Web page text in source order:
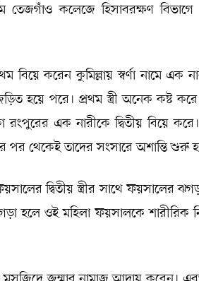
তেজগাঁও কলেজে হিসাবরক্ষণ বিভাগে
করেন কুমিল্লায় স্বর্ণা নামে এক
হয়ে পরে। প্রথম স্ত্রী অনেক কষ্ট
রংপুরের এক নারীকে দ্বিতীয় বিয়ে
পর থেকেই তাদের সংসারে অশান্তি শুরু
দ্বিতীয় স্ত্রীর সাথে ফয়সালের
হলে ওই মহিলা ফয়সালকে শারীরিক